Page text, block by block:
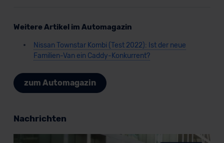
Weitere Artikel im Automagazin
Nissan Townstar Kombi (Test 2022): Ist der neue
Familien-Van ein Caddy-Konkurrent?
zum Automagazin
Nachrichten